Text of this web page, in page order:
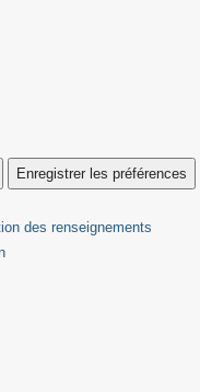
Enregistrer les préférences
des renseignements